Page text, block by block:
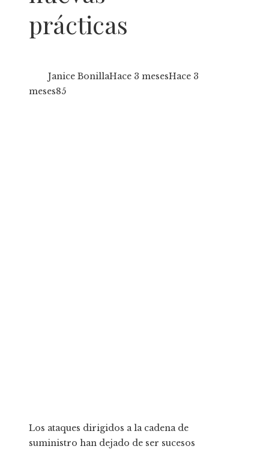
prácticas
Janice BonillaHace 3 mesesHace 3
meses85
Los ataques dirigidos a la cadena de
suministro han dejado de ser sucesos